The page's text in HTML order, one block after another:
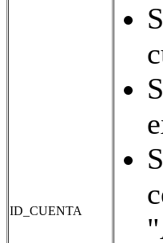
ID_CUENTA